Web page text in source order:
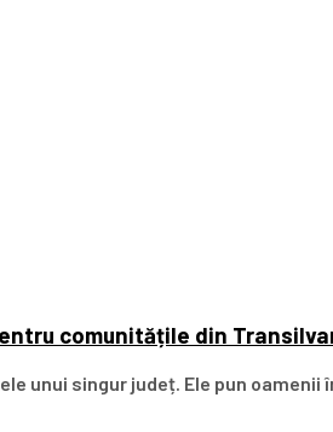
comunitățile din
unui singur județ. Ele pun oamenii